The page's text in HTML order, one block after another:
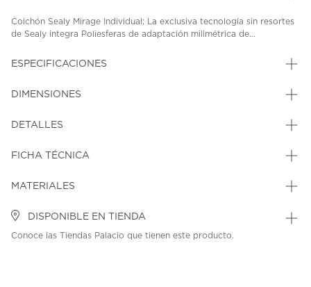
Colchón Sealy Mirage Individual; La exclusiva tecnología sin resortes
de Sealy integra Poliesferas de adaptación milimétrica de...
ESPECIFICACIONES
DIMENSIONES
DETALLES
FICHA TÉCNICA
MATERIALES
DISPONIBLE EN TIENDA
Conoce las Tiendas Palacio que tienen este producto.